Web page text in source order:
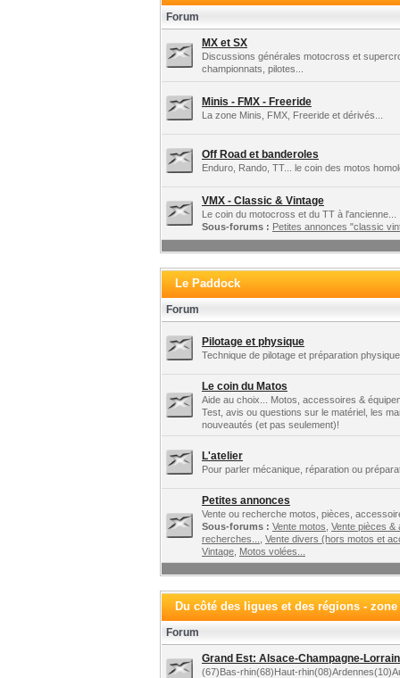
Forum
MX et SX
Discussions générales motocross et
championnats, pilotes...
Minis - FMX - Freeride
La zone Minis, FMX, Freeride et dérivés...
Off Road et banderoles
Enduro, Rando, TT... le coin des motos
VMX - Classic & Vintage
Le coin du motocross et du TT à l'ancienne...
Sous-forums : Petites annonces "classic
Le Paddock
Forum
Pilotage et physique
Technique de pilotage et préparation
Le coin du Matos
Aide au choix... Motos, accessoires &
Test, avis ou questions sur le matériel, les
nouveautés (et pas seulement)!
L'atelier
Pour parler mécanique, réparation ou
Petites annonces
Vente ou recherche motos, pièces,
Sous-forums : Vente motos Vente pièces &
recherches...
Vente divers (hors motos et
Vintage, Motos volées...
Du côté des ligues et des régions -
Forum
Grand Est: Alsace-Champagne-
(67)Bas-rhin(68)Haut-